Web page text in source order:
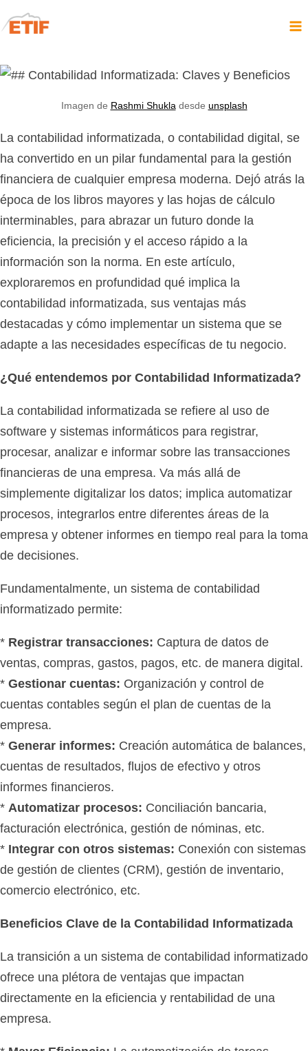
Imagen de Rashmi Shukla desde unsplash
La contabilidad informatizada, o contabilidad digital, se
ha convertido en un pilar fundamental para la gestión
financiera de cualquier empresa moderna. Dejó atrás la
época de los libros mayores y las hojas de cálculo
interminables, para abrazar un futuro donde la
eficiencia, la precisión y el acceso rápido a la
información son la norma. En este artículo,
exploraremos en profundidad qué implica la
contabilidad informatizada, sus ventajas más
destacadas y cómo implementar un sistema que se
adapte a las necesidades específicas de tu negocio.
¿Qué entendemos por Contabilidad Informatizada?
La contabilidad informatizada se refiere al uso de
software y sistemas informáticos para registrar,
procesar, analizar e informar sobre las transacciones
financieras de una empresa. Va más allá de
simplemente digitalizar los datos; implica automatizar
procesos, integrarlos entre diferentes áreas de la
empresa y obtener informes en tiempo real para la toma
de decisiones.
Fundamentalmente, un sistema de contabilidad
informatizado permite:
* Registrar transacciones: Captura de datos de
ventas, compras, gastos, pagos, etc. de manera digital.
* Gestionar cuentas: Organización y control de
cuentas contables según el plan de cuentas de la
empresa.
* Generar informes: Creación automática de balances,
cuentas de resultados, flujos de efectivo y otros
informes financieros.
* Automatizar procesos: Conciliación bancaria,
facturación electrónica, gestión de nóminas, etc.
* Integrar con otros sistemas: Conexión con sistemas
de gestión de clientes (CRM), gestión de inventario,
comercio electrónico, etc.
Beneficios Clave de la Contabilidad Informatizada
La transición a un sistema de contabilidad informatizado
ofrece una plétora de ventajas que impactan
directamente en la eficiencia y rentabilidad de una
empresa.